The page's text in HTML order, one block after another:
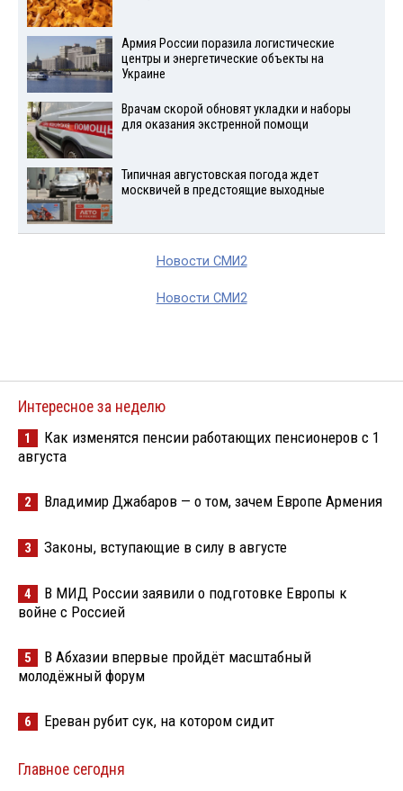
Армия России поразила логистические
центры и энергетические объекты на
Украине
Врачам скорой обновят укладки и наборы
для оказания экстренной помощи
Типичная августовская погода ждет
москвичей в предстоящие выходные
Новости СМИ2
Новости СМИ2
Интересное за неделю
1
Как изменятся пенсии работающих пенсионеров с 1
августа
2 Владимир Джабаров — о том, зачем Европе Армения
3 Законы, вступающие в силу в августе
4
В МИД России заявили о подготовке Европы к
войне с Россией
5
В Абхазии впервые пройдёт масштабный
молодёжный форум
6 Ереван рубит сук, на котором сидит
Главное сегодня